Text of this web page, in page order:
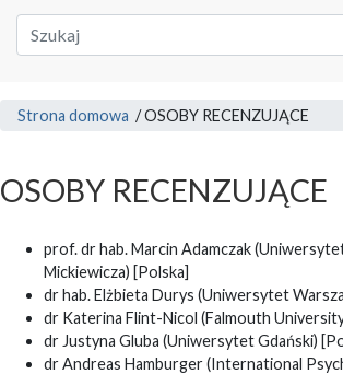
Strona domowa /OSOBY RECENZUJĄCE
OSOBY RECENZUJĄCE
prof. dr hab. Marcin Adamczak
Mickiewicza) [Polska]
dr hab. Elżbieta Durys (Uniwersytet
dr Katerina Flint-Nicol (Falmouth
dr Justyna Gluba (Uniwersytet Gdański)
dr Andreas Hamburger (International